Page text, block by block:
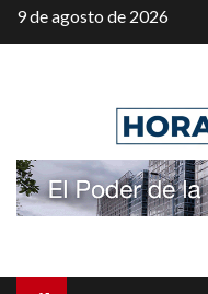
Saltar
al
9 de agosto de 2026